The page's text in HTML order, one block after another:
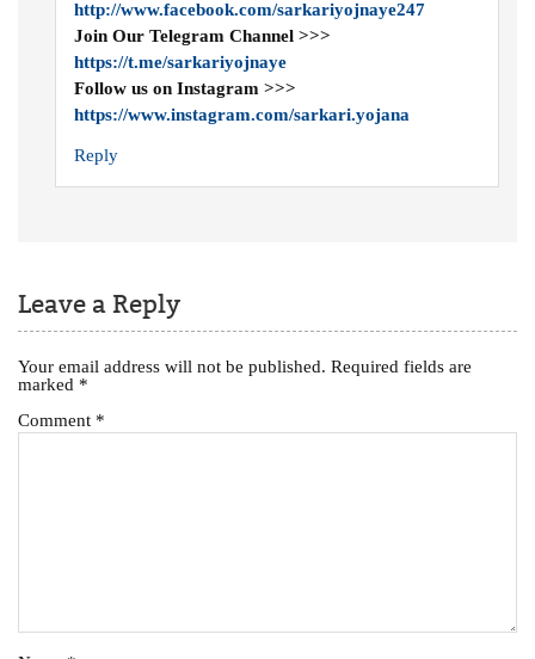
http://www.facebook.com/sarkariyojnaye247
Join Our Telegram Channel >>>
https://t.me/sarkariyojnaye
Follow us on Instagram >>>
https://www.instagram.com/sarkari.yojana
Reply
Leave a Reply
Your email address will not be published. Required fields are
marked *
Comment *